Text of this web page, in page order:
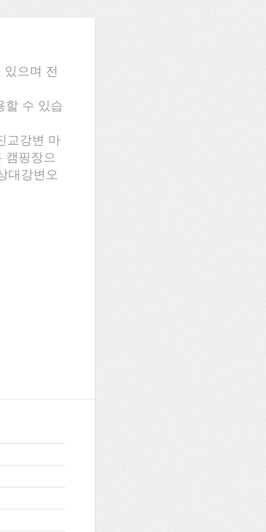
으며 전
할 수 있습
교강변 마
캠핑장으
대강변오